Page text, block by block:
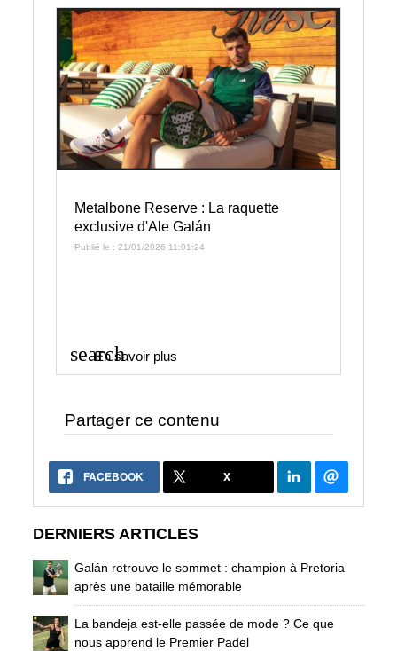
Metalbone Reserve : La raquette
exclusive d'Ale Galán
Publié le : 21/01/2026 11:01:24
search
En savoir plus
Partager ce contenu
FACEBOOK X
DERNIERS ARTICLES
Galán retrouve le sommet : champion à Pretoria
après une bataille mémorable
La bandeja est-elle passée de mode ? Ce que
nous apprend le Premier Padel